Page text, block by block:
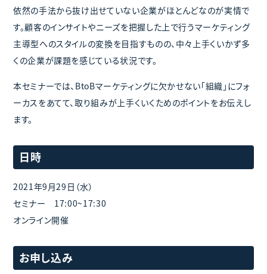
依然の手法から抜け出せていない企業がほとんどなのが実情で
す。顧客のインサイトやニーズを把握した上で行うマーケティング
主導型へのスタイルの変換を目指すものの、中々上手くいかず多
くの企業が課題を感じている状況です。
本セミナーでは、BtoBマーケティングに欠かせない「組織」にフォ
ーカスをあてて、取り組みが上手くいくためのポイントをお伝えし
ます。
日時
2021年9月29日（水）
セミナー 17:00~17:30
オンライン開催
お申し込み